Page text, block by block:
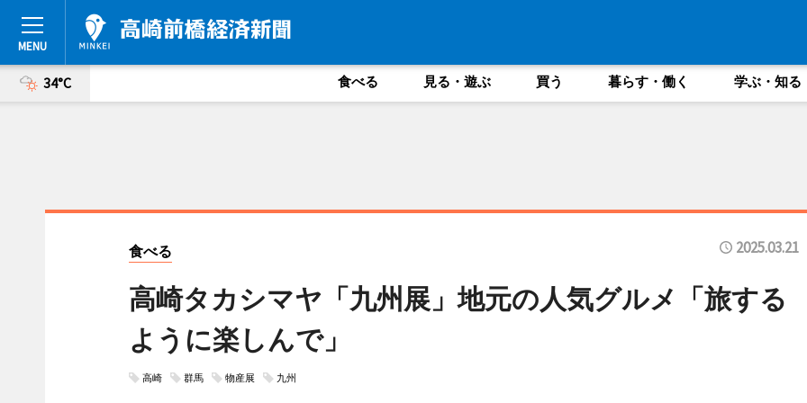
34°C 食べる 見る・遊ぶ 買う 暮らす・働く 学ぶ・知る
食べる 2025.03.21
高崎タカシマヤ「九州展」地元の人気グルメ「旅する
ように楽しんで」
高崎 群馬 物産展 九州